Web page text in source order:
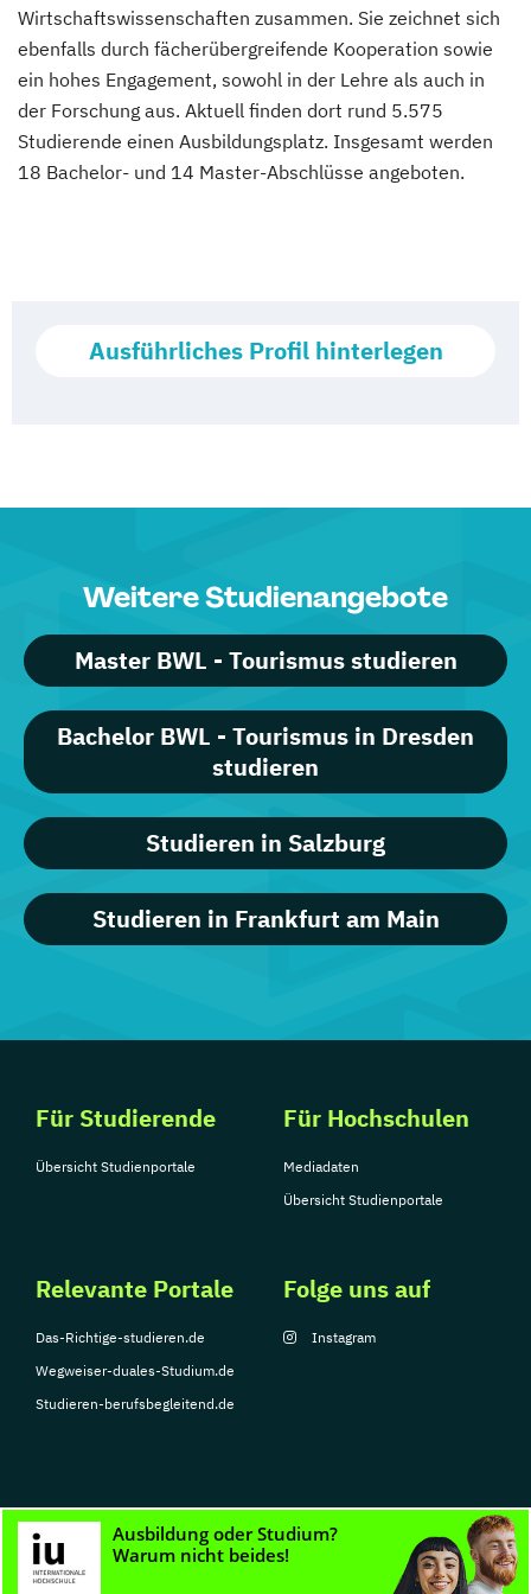
Wirtschaftswissenschaften zusammen. Sie zeichnet sich
ebenfalls durch fächerübergreifende Kooperation sowie
ein hohes Engagement, sowohl in der Lehre als auch in
der Forschung aus. Aktuell finden dort rund 5.575
Studierende einen Ausbildungsplatz. Insgesamt werden
18 Bachelor- und 14 Master-Abschlüsse angeboten.
Ausführliches Profil hinterlegen
Weitere Studienangebote
Master BWL - Tourismus studieren
Bachelor BWL - Tourismus in Dresden
studieren
Studieren in Salzburg
Studieren in Frankfurt am Main
Für Studierende
Übersicht Studienportale
Für Hochschulen
Mediadaten
Übersicht Studienportale
Relevante Portale
Das-Richtige-studieren.de
Wegweiser-duales-Studium.de
Studieren-berufsbegleitend.de
Folge uns auf
Instagram
© Copyright 2026, TarGroup Media GmbH